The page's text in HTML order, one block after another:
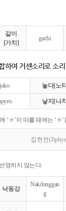
같이
[가치]
gachi
합하여 거센소리로 소
joko 놓다[노
낳지[나
‘ㅎ’이 따를 때에는 ‘ㅎ
집현전
영하지 않는다.
낙동강
Nakdonggan
g